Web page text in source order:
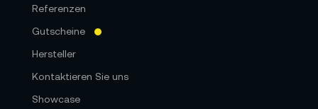
Referenzen
Gutscheine
Hersteller
Kontaktieren Sie uns
Showcase